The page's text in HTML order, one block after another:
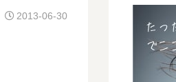
2013-06-30